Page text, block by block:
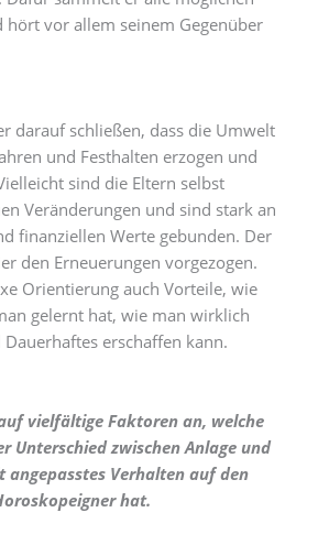
vor allem seinem Gegenüber
darauf schließen, dass die Umwelt
und Festhalten erzogen und
sind die Eltern selbst
Veränderungen und sind stark an
finanziellen Werte gebunden. Der
den Erneuerungen vorgezogen.
Orientierung auch Vorteile, wie
gelernt hat, wie man wirklich
erschaffen kann.
vielfältige Faktoren an, welche
Unterschied zwischen Anlage und
angepasstes Verhalten auf den
hat.